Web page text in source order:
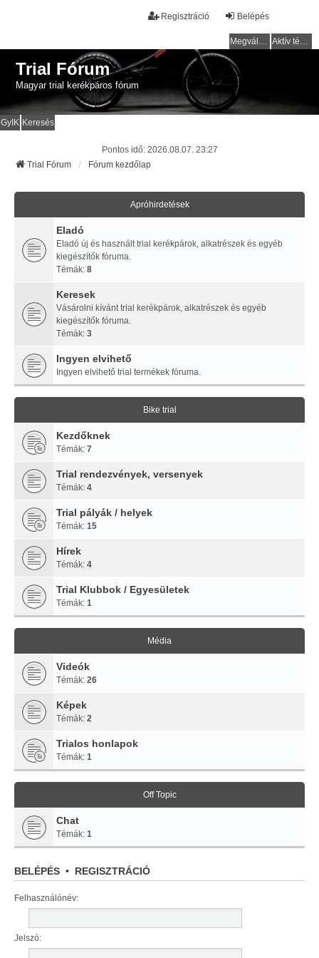
Belépés
Regisztráció
Megválaszolatlan témák Aktív témák
Trial Fórum
Magyar trial kerékpáros fórum
GyIK Keresés
Pontos idő: 2026.08.07. 23:27
Trial Fórum
Fórum kezdőlap
Apróhirdetések
Eladó
Eladó új és használt trial kerékpárok, alkatrészek és egyéb
kiegészítők fóruma.
Témák: 8
Keresek
Vásárolni kívánt trial kerékpárok, alkatrészek és egyéb
kiegészítők fóruma.
Témák: 3
Ingyen elvihető
Ingyen elvihető trial termékek fóruma.
Bike trial
Kezdőknek
Témák: 7
Trial rendezvények, versenyek
Témák: 4
Trial pályák / helyek
Témák: 15
Hírek
Témák: 4
Trial Klubbok / Egyesületek
Témák: 1
Média
Videók
Témák: 26
Képek
Témák: 2
Trialos honlapok
Témák: 1
Off Topic
Chat
Témák: 1
BELÉPÉS • REGISZTRÁCIÓ
Felhasználónév:
Jelszó: